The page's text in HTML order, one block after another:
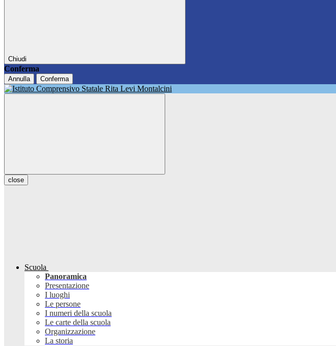
Chiudi
Conferma
Annulla Conferma
close
Scuola
Panoramica
Presentazione
I luoghi
Le persone
I numeri della scuola
Le carte della scuola
Organizzazione
La storia